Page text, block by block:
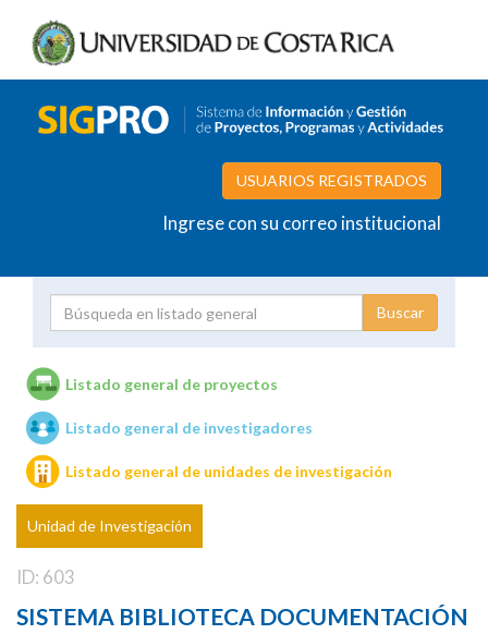
USUARIOS REGISTRADOS
Ingrese con su correo institucional
Unidades de investigación
Listado general de proyectos
Listado general de investigadores
Listado general de unidades de investigación
Unidad de Investigación
ID: 603
SISTEMA BIBLIOTECA DOCUMENTACIÓN